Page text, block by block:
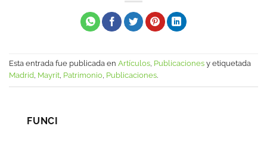
Esta entrada fue publicada en Artículos, Publicaciones y etiquetada
Madrid, Mayrit, Patrimonio, Publicaciones.
FUNCI